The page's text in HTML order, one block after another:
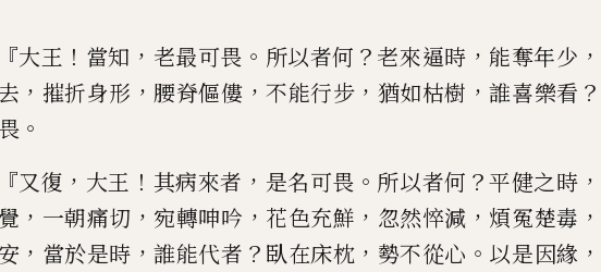
大王 ！ 當知 ， 老最可畏 。 所以者何 ？ 老來逼時 ， 能奪年少 ，
， 摧折身形 ， 腰脊傴僂 ，不能行步 ， 猶如枯樹 ，誰喜樂看 ？
。
又復 ， 大王 ！ 其病來者 ， 是名可畏 。 所以者何 ？平健之時 ，
， 一朝痛切 ， 宛轉呻吟 ， 花色充鮮 ， 忽然悴減 ， 煩冤楚毒 ，
， 當於是時 ，誰能代者 ？ 臥在床枕 ， 勢不從心 。 以是因緣 ，